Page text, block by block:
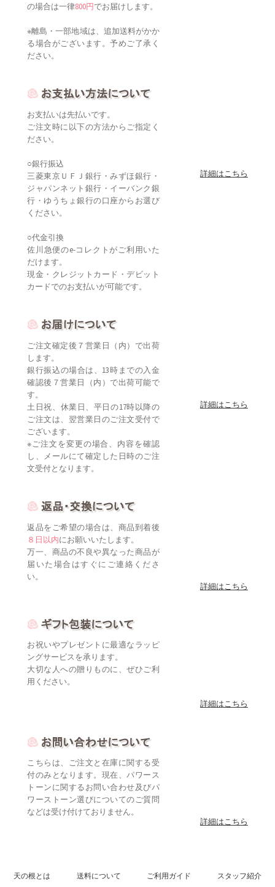
の場合は一律800円でお届けします。
※離島・一部地域は、追加送料がかか
る場合がございます。予めご了承く
ださい。
お支払いは先払いです。
ご注文時に以下の方法からご指定く
ださい。
○銀行振込
三菱東京ＵＦＪ銀行・みずほ銀行・
ジャパンネット銀行・イーバンク銀
行・ゆうちょ銀行の口座からお選び
ください。
○代金引換
佐川急便のe-コレクトがご利用いた
だけます。
現金・クレジットカード・デビット
カードでのお支払いが可能です。
詳細はこちら
ご注文確定後７営業日（内）で出荷
します。
銀行振込の場合は、13時までの入金
確認後７営業日（内）で出荷可能で
す。
土日祝、休業日、平日の17時以降の
ご注文は、翌営業日のご注文受付で
ございます。
※ご注文を変更の場合、内容を確認
し、メールにて確定した日時のご注
文受付となります。
詳細はこちら
返品をご希望の場合は、商品到着後
８日以内にお願いいたします。
万一、商品の不良や異なった商品が
届いた場合はすぐにご連絡くださ
い。
詳細はこちら
お祝いやプレゼントに最適なラッピ
ングサービスを承ります。
大切な人への贈りものに、ぜひご利
用ください。
詳細はこちら
こちらは、ご注文と在庫に関する受
付のみとなります。現在、パワース
トーンに関するお問い合わせ及びパ
ワーストーン選びについてのご質問
などは受け付けておりません。
詳細はこちら
天の根とは 送料について ご利用ガイド
スタッフ紹介